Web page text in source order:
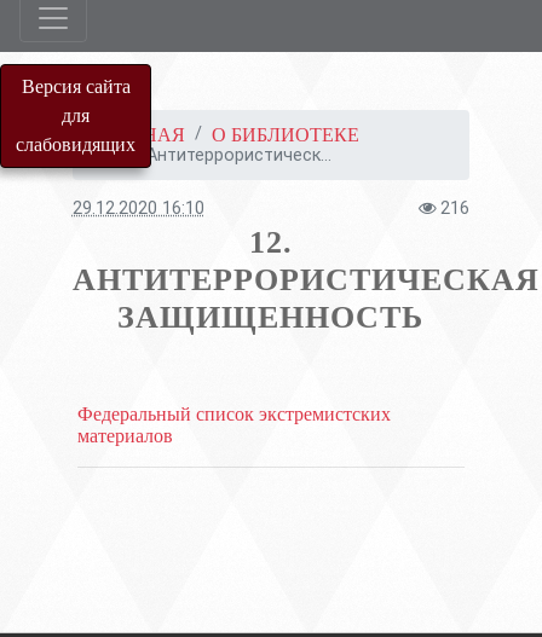
Версия сайта
для
слабовидящихГЛАВНАЯ
О БИБЛИОТЕКЕ
12. Антитеррористическ...
29.12.2020 16:10 216
12.
АНТИТЕРРОРИСТИЧЕСКАЯ
ЗАЩИЩЕННОСТЬ
Федеральный список экстремистских
материалов